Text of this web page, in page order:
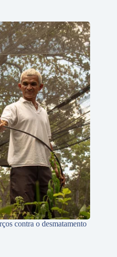
contra o desmatamento